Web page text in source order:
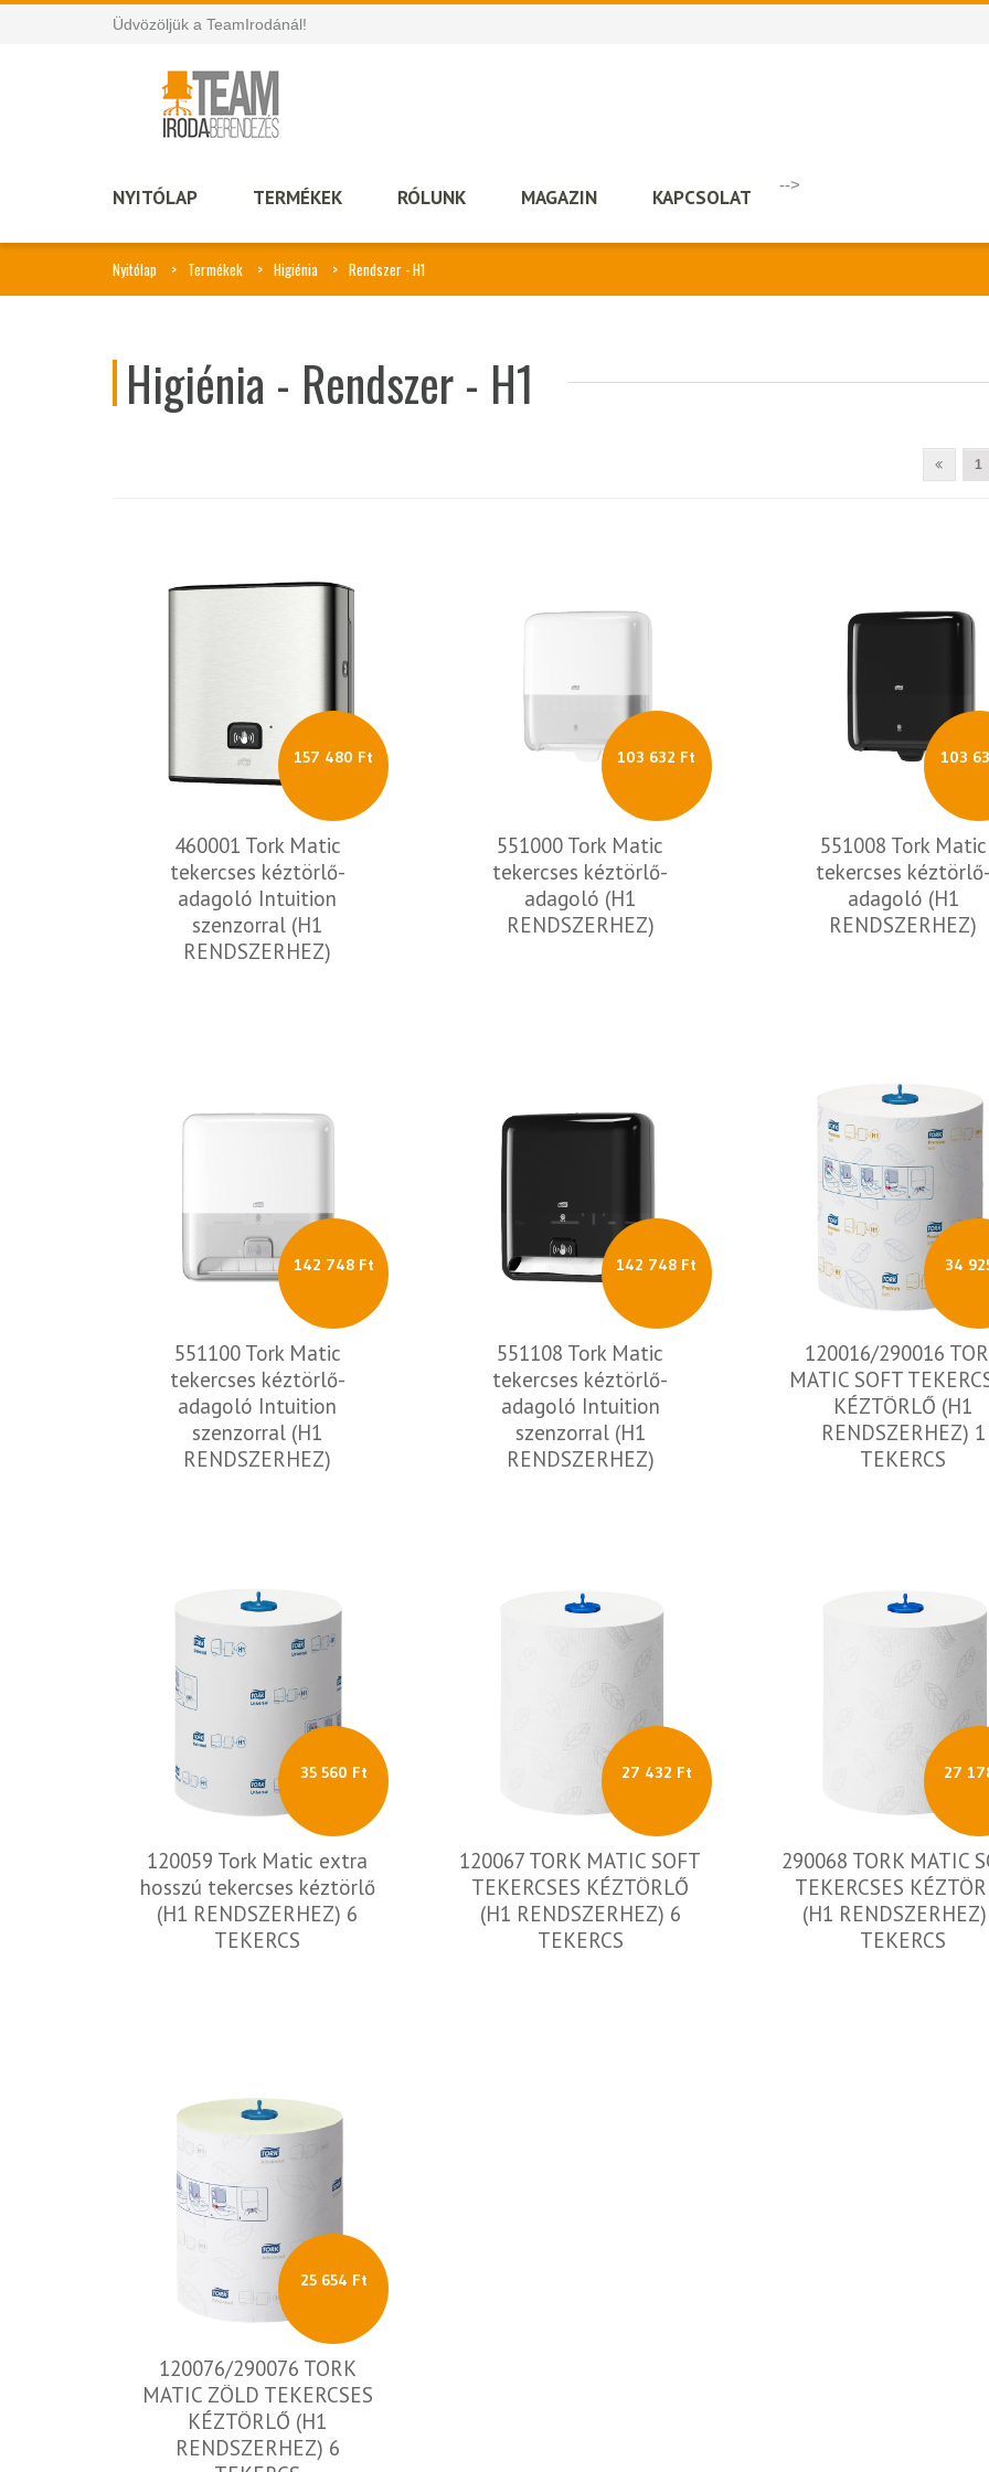
Üdvözöljük a TeamIrodánál!
NYITÓLAP TERMÉKEK
-->
RÓLUNK MAGAZIN KAPCSOLAT
Nyitólap Termékek Higiénia Rendszer - H1
Higiénia - Rendszer - H1
1
157 480 Ft
460001 Tork Matic
tekercses kéztörlő-
adagoló Intuition
szenzorral (H1
RENDSZERHEZ)
103 632 Ft
551000 Tork Matic
tekercses kéztörlő-
adagoló (H1
RENDSZERHEZ)
103
551008 Tork Matic
tekercses kéztörlő-
adagoló (H1
RENDSZERHEZ)
142 748 Ft
551100 Tork Matic
tekercses kéztörlő-
adagoló Intuition
szenzorral (H1
RENDSZERHEZ)
142 748 Ft
551108 Tork Matic
tekercses kéztörlő-
adagoló Intuition
szenzorral (H1
RENDSZERHEZ)
34
120016/290016
MATIC SOFT
KÉZTÖRLŐ (H1
RENDSZERHEZ) 1
TEKERCS
35 560 Ft
120059 Tork Matic extra
hosszú tekercses kéztörlő
(H1 RENDSZERHEZ) 6
TEKERCS
27 432 Ft
120067 TORK MATIC SOFT
TEKERCSES KÉZTÖRLŐ
(H1 RENDSZERHEZ) 6
TEKERCS
27
290068 TORK MATIC
TEKERCSES
(H1
TEKERCS
25 654 Ft
120076/290076 TORK
MATIC ZÖLD TEKERCSES
KÉZTÖRLŐ (H1
RENDSZERHEZ) 6